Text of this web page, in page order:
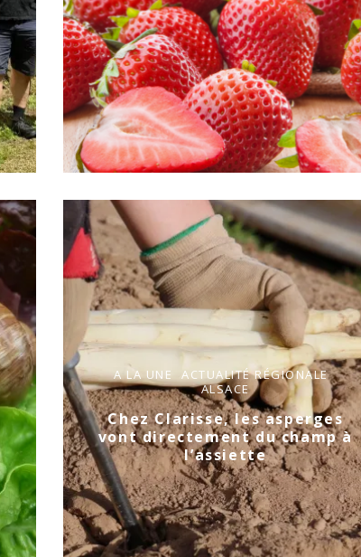
A LA UNE
ACTUALITÉ RÉGIONALE
ALSACE
Chez Clarisse, les asperges
vont directement du champ à
l’assiette